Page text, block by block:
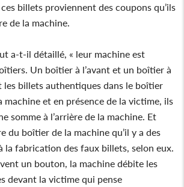
billets proviennent des coupons qu’ils
de la machine.
a-t-il détaillé, « leur machine est
Un boîtier à l’avant et un boîtier à
les billets authentiques dans le boîtier
machine et en présence de la victime, ils
somme à l’arrière de la machine. Et
du boîtier de la machine qu’il y a des
la fabrication des faux billets, selon eux.
un bouton, la machine débite les
devant la victime qui pense